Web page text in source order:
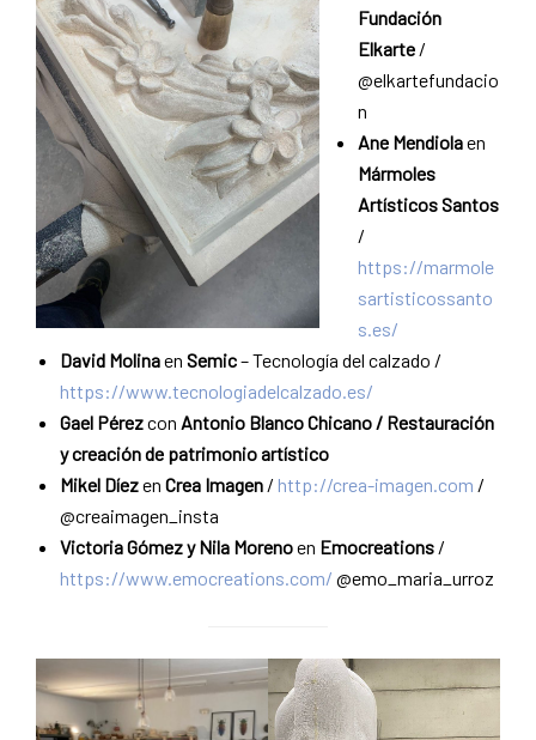
Fundación
Elkarte /
@elkartefundacio
n
Ane Mendiolaen
Mármoles
Artísticos Santos
/
https://marmole
sartisticossanto
s.es/
David Molinaen Semic– Tecnología del calzado /
https://www.tecnologiadelcalzado.es/
Gael Pérezcon Antonio Blanco Chicano / Restauración
y creación de patrimonio artístico
Mikel Díezen Crea Imagen / http://crea-imagen.com /
@creaimagen_insta
Victoria Gómez y Nila Morenoen Emocreations /
https://www.emocreations.com/ @emo_maria_urroz